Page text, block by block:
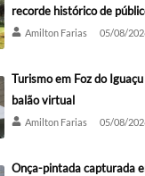
recorde histórico de
Amilton Farias 05/08/
Turismo em Foz do
balão virtual
Amilton Farias 05/08/
Onça-pintada capturada